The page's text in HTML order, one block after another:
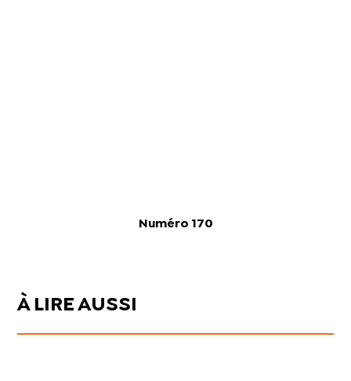
Numéro 170
À LIRE AUSSI